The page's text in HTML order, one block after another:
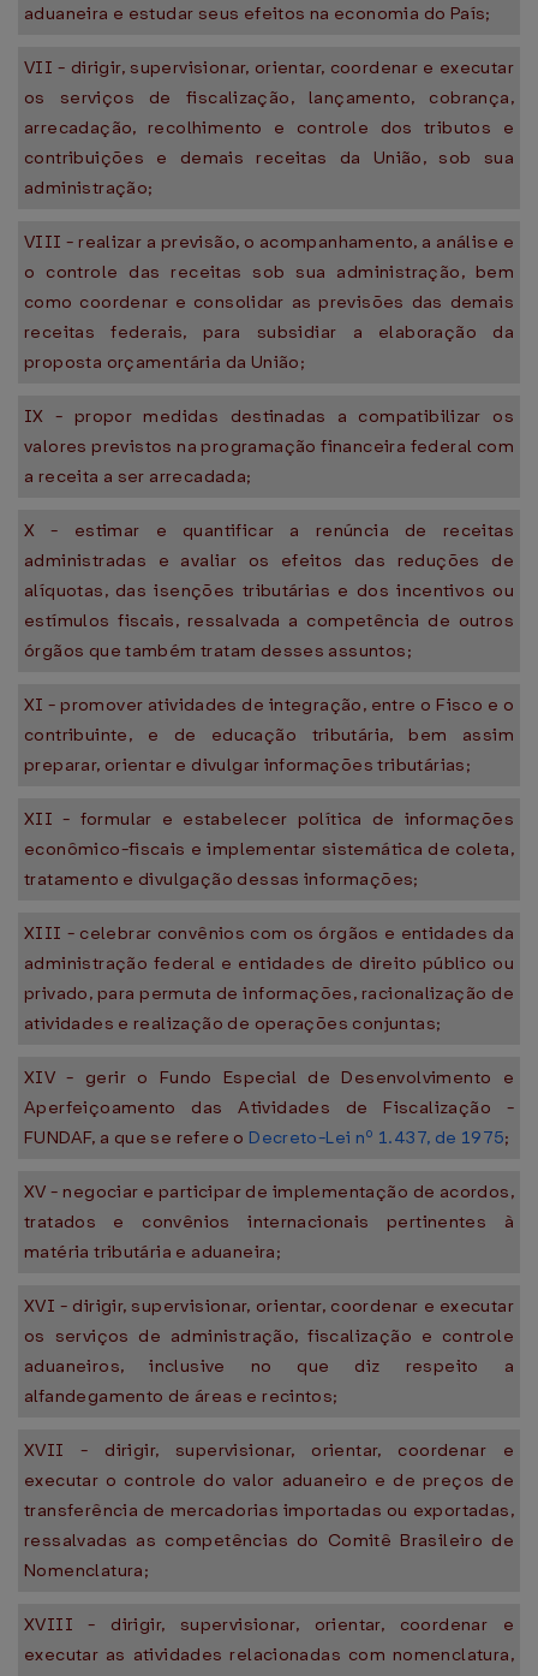
aduaneira e estudar seus efeitos na economia do País;
VII - dirigir, supervisionar, orientar, coordenar e executar
os serviços de fiscalização, lançamento, cobrança,
arrecadação, recolhimento e controle dos tributos e
contribuições e demais receitas da União, sob sua
administração;
VIII - realizar a previsão, o acompanhamento, a análise e
o controle das receitas sob sua administração, bem
como coordenar e consolidar as previsões das demais
receitas federais, para subsidiar a elaboração da
proposta orçamentária da União;
IX - propor medidas destinadas a compatibilizar os
valores previstos na programação financeira federal com
a receita a ser arrecadada;
X - estimar e quantificar a renúncia de receitas
administradas e avaliar os efeitos das reduções de
alíquotas, das isenções tributárias e dos incentivos ou
estímulos fiscais, ressalvada a competência de outros
órgãos que também tratam desses assuntos;
XI - promover atividades de integração, entre o Fisco e o
contribuinte, e de educação tributária, bem assim
preparar, orientar e divulgar informações tributárias;
XII - formular e estabelecer política de informações
econômico-fiscais e implementar sistemática de coleta,
tratamento e divulgação dessas informações;
XIII - celebrar convênios com os órgãos e entidades da
administração federal e entidades de direito público ou
privado, para permuta de informações, racionalização de
atividades e realização de operações conjuntas;
XIV - gerir o Fundo Especial de Desenvolvimento e
Aperfeiçoamento das Atividades de Fiscalização -
FUNDAF, a que se refere o Decreto-Lei nº 1.437, de 1975;
XV - negociar e participar de implementação de acordos,
tratados e convênios internacionais pertinentes à
matéria tributária e aduaneira;
XVI - dirigir, supervisionar, orientar, coordenar e executar
os serviços de administração, fiscalização e controle
aduaneiros, inclusive no que diz respeito a
alfandegamento de áreas e recintos;
XVII - dirigir, supervisionar, orientar, coordenar e
executar o controle do valor aduaneiro e de preços de
transferência de mercadorias importadas ou exportadas,
ressalvadas as competências do Comitê Brasileiro de
Nomenclatura;
XVIII - dirigir, supervisionar, orientar, coordenar e
executar as atividades relacionadas com nomenclatura,